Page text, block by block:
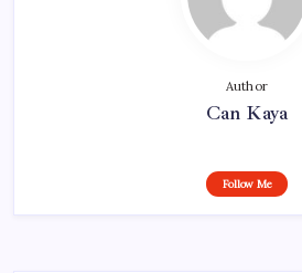
Author
Can Kaya
Follow Me